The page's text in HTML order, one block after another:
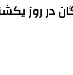
یکشنبه ۱۲